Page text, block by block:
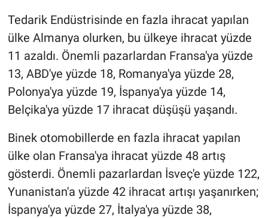
Tedarik Endüstrisinde en fazla ihracat yapılan
ülke Almanya olurken, bu ülkeye ihracat yüzde
11 azaldı. Önemli pazarlardan Fransa'ya yüzde
13, ABD'ye yüzde 18, Romanya'ya yüzde 28,
Polonya'ya yüzde 19, İspanya'ya yüzde 14,
Belçika'ya yüzde 17 ihracat düşüşü yaşandı.
Binek otomobillerde en fazla ihracat yapılan
ülke olan Fransa'ya ihracat yüzde 48 artış
gösterdi. Önemli pazarlardan İsveç'e yüzde 122,
Yunanistan'a yüzde 42 ihracat artışı yaşanırken;
İspanya'ya yüzde 27, İtalya'ya yüzde 38,